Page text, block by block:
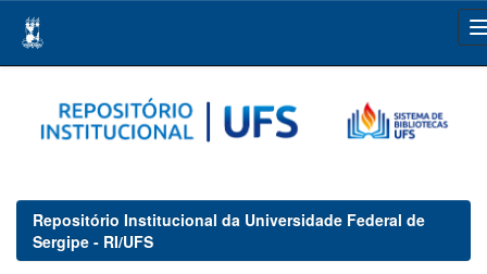
navigation
Repositório Institucional da Universidade Federal de
Sergipe - RI/UFS